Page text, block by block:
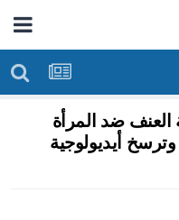
العنف ضد المرأة
أيديولوجية